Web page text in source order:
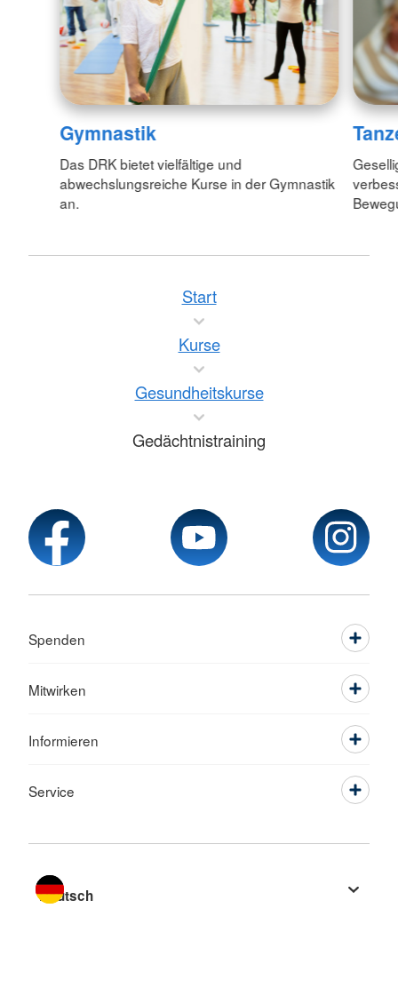
Gymnastik
Das DRK bietet vielfältige und
abwechslungsreiche Kurse in der Gymnastik
an.
Start
Kurse
Gesundheitskurse
Gedächtnistraining
Spenden
Mitwirken
Informieren
Service
Sprache wechseln zu